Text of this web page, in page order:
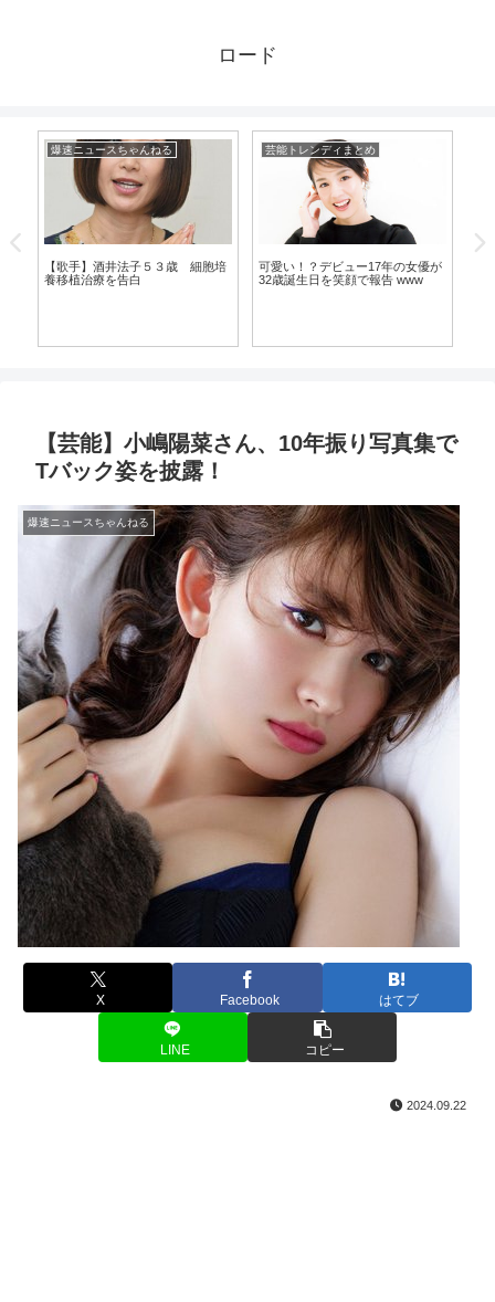
ロード
爆速ニュースちゃんねる
【歌手】酒井法子５３歳 細胞培
養移植治療を告白
芸能トレンディまとめ
可愛い！？デビュー17年の女優が
32歳誕生日を笑顔で報告 www
【芸能】小嶋陽菜さん、10年振り写真集で
Tバック姿を披露！
爆速ニュースちゃんねる
X Facebook はてブ
LINE コピー
2024.09.22